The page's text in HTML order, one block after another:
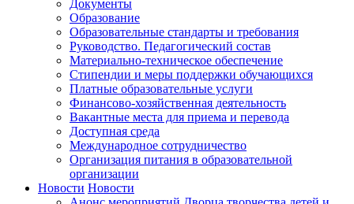
Документы
Образование
Образовательные стандарты и требования
Руководство. Педагогический состав
Материально-техническое обеспечение
Стипендии и меры поддержки обучающихся
Платные образовательные услуги
Финансово-хозяйственная деятельность
Вакантные места для приема и перевода
Доступная среда
Международное сотрудничество
Организация питания в образовательной
организации
Новости Новости